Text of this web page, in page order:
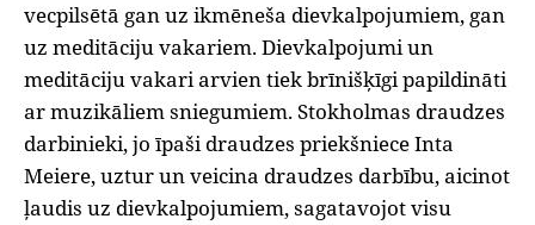
vecpilsētā gan uz ikmēneša dievkalpojumiem, gan
uz meditāciju vakariem. Dievkalpojumi un
meditāciju vakari arvien tiek brīnišķīgi papildināti
ar muzikāliem sniegumiem. Stokholmas draudzes
darbinieki, jo īpaši draudzes priekšniece Inta
Meiere, uztur un veicina draudzes darbību, aicinot
ļaudis uz dievkalpojumiem, sagatavojot visu